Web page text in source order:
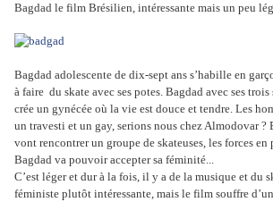
Bagdad le film Brésilien, intéressante mais un peu
Bagdad adolescente de dix-sept ans s’habille en
à faire du skate avec ses potes. Bagdad avec ses
crée un gynécée où la vie est douce et tendre. Les
un travesti et un gay, serions nous chez Almodovar ?
vont rencontrer un groupe de skateuses, les forces en
Bagdad va pouvoir accepter sa féminité...
C’est léger et dur à la fois, il y a de la musique et du
féministe plutôt intéressante, mais le film souffre